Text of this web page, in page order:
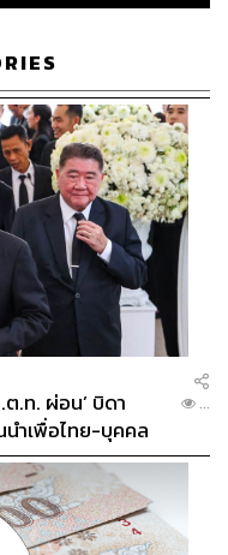
.ท. ผ่อน’ บิดา
นำเพื่อไทย-บุคคล
...